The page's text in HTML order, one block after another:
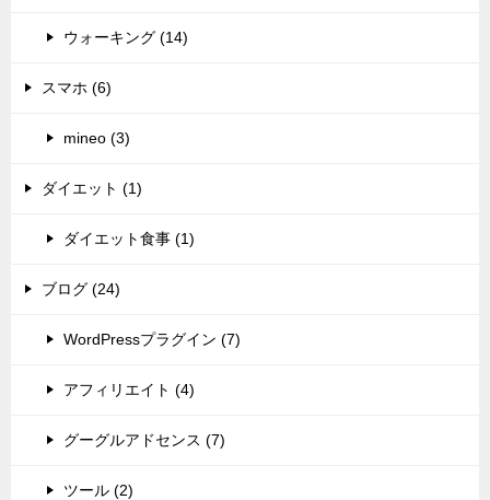
ウォーキング (14)
スマホ (6)
mineo (3)
ダイエット (1)
ダイエット食事 (1)
ブログ (24)
WordPressプラグイン (7)
アフィリエイト (4)
グーグルアドセンス (7)
ツール (2)